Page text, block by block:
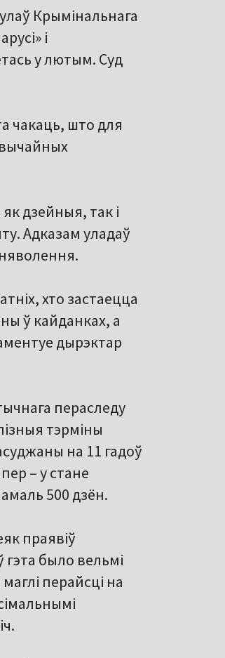
Крымінальнага
і
у лютым. Суд
чакаць, што для
дзейныя, так і
Адказам уладаў
хто застаецца
ў кайданках, а
дырэктар
пераследу
тэрміны
на 11 гадоў
– у стане
500 дзён.
праявіў
было вельмі
перайсці на